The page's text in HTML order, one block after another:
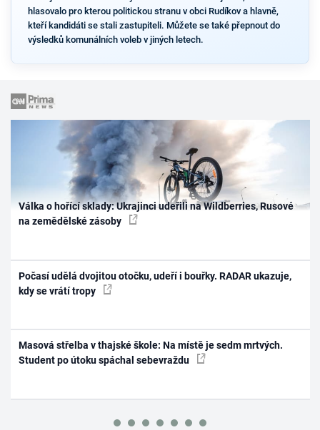
hlasovalo pro kterou politickou stranu v obci Rudíkov a hlavně,
kteří kandidáti se stali zastupiteli. Můžete se také přepnout do
výsledků komunálních voleb v jiných letech.
Válka o hořící sklady: Ukrajinci udeřili na Wildberries, Rusové
na zemědělské zásoby
Počasí udělá dvojitou otočku, udeří i bouřky. RADAR ukazuje,
kdy se vrátí tropy
Masová střelba v thajské škole: Na místě je sedm mrtvých.
Student po útoku spáchal sebevraždu